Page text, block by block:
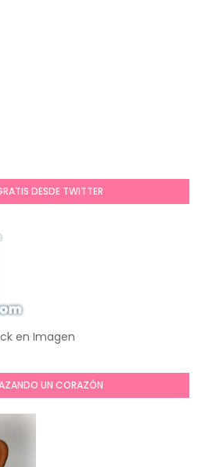
DESDE TWITTER
en Imagen
UN CORAZÓN